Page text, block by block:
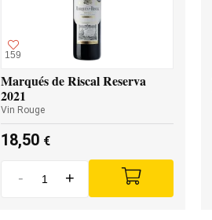
159
Marqués de Riscal Reserva
2021
Vin Rouge
18,50 €
- +